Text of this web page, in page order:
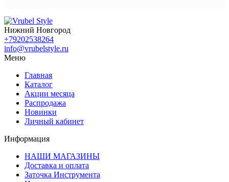
Нижний Новгород
+79202538264
info@vrubelstyle.ru
Меню
Главная
Каталог
Акции месяца
Распродажа
Новинки
Личный кабинет
Информация
НАШИ МАГАЗИНЫ
Доставка и оплата
Заточка Инструмента